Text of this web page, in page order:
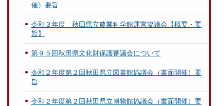
催）要旨
令和３年度 秋田県立農業科学館運営協議会【概要・要
旨】
第９５回秋田県文化財保護審議会について
令和２年度第２回秋田県立図書館協議会（書面開催）要
旨
令和２年度第２回秋田県立博物館協議会（書面開催）要